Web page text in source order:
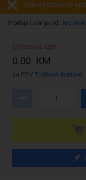
Rok isporuke na
Prodaja i slanje od:
Cijena na upit
0.00 KM
sa PDV Troškovi dostave